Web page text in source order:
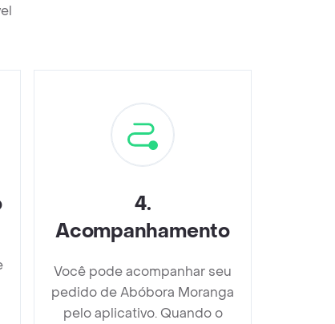
4.
Acompanhamento
Você pode acompanhar seu
pedido de Abóbora Moranga
pelo aplicativo. Quando o